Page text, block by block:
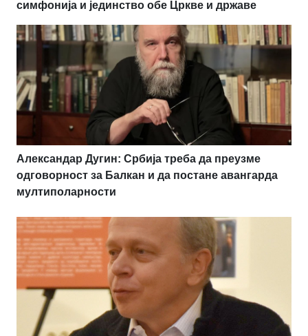
симфонија и јединство обе Цркве и државе
Александар Дугин: Србија треба да преузме
одговорност за Балкан и да постане авангарда
мултиполарности